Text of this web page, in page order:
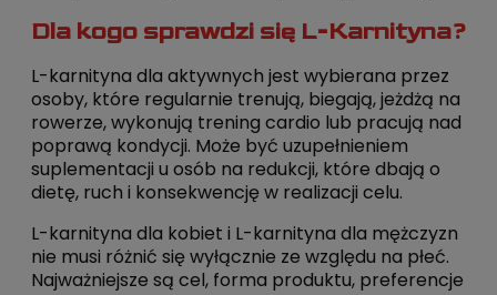
Dla kogo sprawdzi się L-Karnityna?
L-karnityna dla aktywnych jest wybierana przez
osoby, które regularnie trenują, biegają, jeżdżą na
rowerze, wykonują trening cardio lub pracują nad
poprawą kondycji. Może być uzupełnieniem
suplementacji u osób na redukcji, które dbają o
dietę, ruch i konsekwencję w realizacji celu.
L-karnityna dla kobiet i L-karnityna dla mężczyzn
nie musi różnić się wyłącznie ze względu na płeć.
Najważniejsze są cel, forma produktu, preferencje